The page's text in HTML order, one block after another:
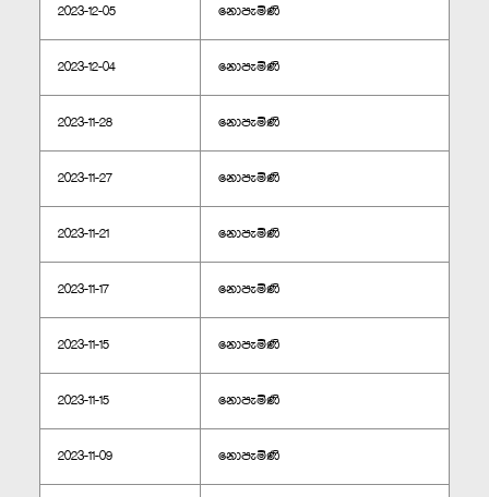
2023-12-05 නොපැමිණි
2023-12-04 නොපැමිණි
2023-11-28 නොපැමිණි
2023-11-27 නොපැමිණි
2023-11-21 නොපැමිණි
2023-11-17 නොපැමිණි
2023-11-15 නොපැමිණි
2023-11-15 නොපැමිණි
2023-11-09 නොපැමිණි